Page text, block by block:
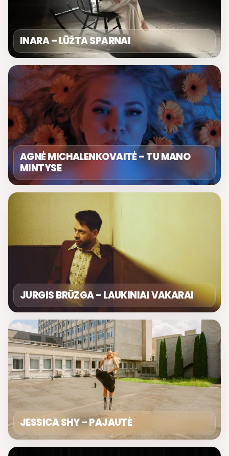
INARA – LŪŽTA SPARNAI
AGNĖ MICHALENKOVAITĖ – TU MANO
MINTYSE
JURGIS BRŪZGA – LAUKINIAI VAKARAI
JESSICA SHY – PAJAUTĖ